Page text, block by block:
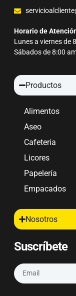
Horario de
Lunes a viernes de
Sábados de 8:00
Productos
Alimentos
Aseo
Cafeteria
Licores
Papelería
Empacados
Nosotros
Suscríbete